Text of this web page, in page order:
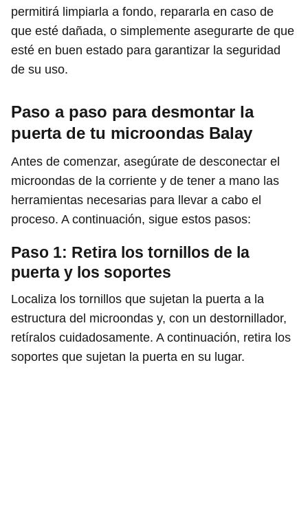
permitirá limpiarla a fondo, repararla en caso de
que esté dañada, o simplemente asegurarte de que
esté en buen estado para garantizar la seguridad
de su uso.
Paso a paso para desmontar la
puerta de tu microondas Balay
Antes de comenzar, asegúrate de desconectar el
microondas de la corriente y de tener a mano las
herramientas necesarias para llevar a cabo el
proceso. A continuación, sigue estos pasos:
Paso 1: Retira los tornillos de la
puerta y los soportes
Localiza los tornillos que sujetan la puerta a la
estructura del microondas y, con un destornillador,
retíralos cuidadosamente. A continuación, retira los
soportes que sujetan la puerta en su lugar.